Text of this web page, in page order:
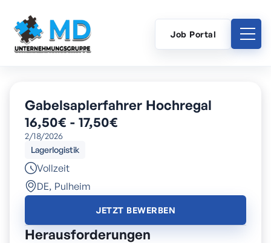
Job Portal
Gabelsaplerfahrer Hochregal
16,50€ - 17,50€
2/18/2026
Lagerlogistik
Vollzeit
DE, Pulheim
JETZT BEWERBEN
Herausforderungen